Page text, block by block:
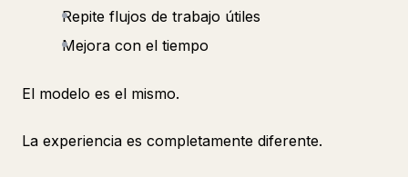
Repite flujos de trabajo útiles
Mejora con el tiempo
El modelo es el mismo.
La experiencia es completamente diferente.